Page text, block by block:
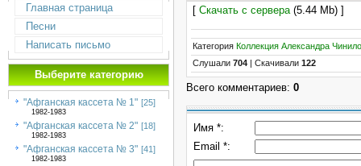
Главная страница
Песни
Написать письмо
Выберите категорию
"Афганская кассета № 1" [25]
1982-1983
"Афганская кассета № 2" [18]
1982-1983
"Афганская кассета № 3" [41]
1982-1983
[ Скачать с сервера(5.44 Mb) ]
Категория Коллекция Александра
Слушали 704 Скачивали 122
Всего комментариев: 0
Имя *:
Email *: